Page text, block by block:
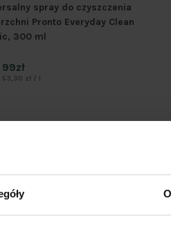
spray do czyszczenia
Pronto Everyday Clean
300 ml
99zł
53,30 zł / l